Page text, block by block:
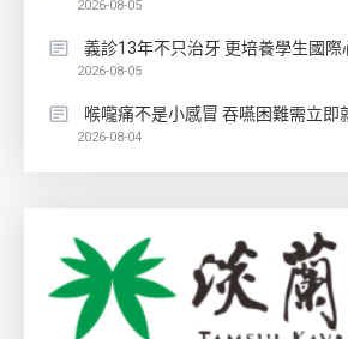
2026-08-05
義診13年不只治牙 更培養學生國際
2026-08-05
喉嚨痛不是小感冒 吞嚥困難需立即
2026-08-04